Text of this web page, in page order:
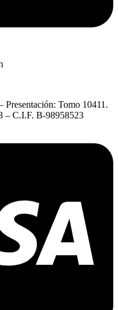
Tomo 10411.
– C.I.F. B-98958523